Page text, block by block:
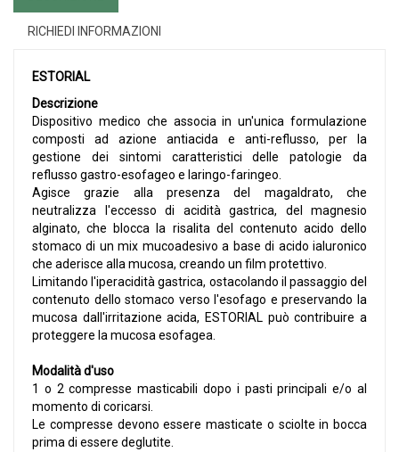
RICHIEDI INFORMAZIONI
ESTORIAL
Descrizione
Dispositivo medico che associa in un'unica formulazione
composti ad azione antiacida e anti-reflusso, per la
gestione dei sintomi caratteristici delle patologie da
reflusso gastro-esofageo e laringo-faringeo.
Agisce grazie alla presenza del magaldrato, che
neutralizza l'eccesso di acidità gastrica, del magnesio
alginato, che blocca la risalita del contenuto acido dello
stomaco di un mix mucoadesivo a base di acido ialuronico
che aderisce alla mucosa, creando un film protettivo.
Limitando l'iperacidità gastrica, ostacolando il passaggio del
contenuto dello stomaco verso l'esofago e preservando la
mucosa dall'irritazione acida, ESTORIAL può contribuire a
proteggere la mucosa esofagea.
Modalità d'uso
1 o 2 compresse masticabili dopo i pasti principali e/o al
momento di coricarsi.
Le compresse devono essere masticate o sciolte in bocca
prima di essere deglutite.